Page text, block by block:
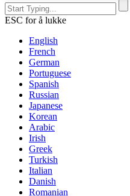
ESC for å lukke
English
French
German
Portuguese
Spanish
Russian
Japanese
Korean
Arabic
Irish
Greek
Turkish
Italian
Danish
Romanian